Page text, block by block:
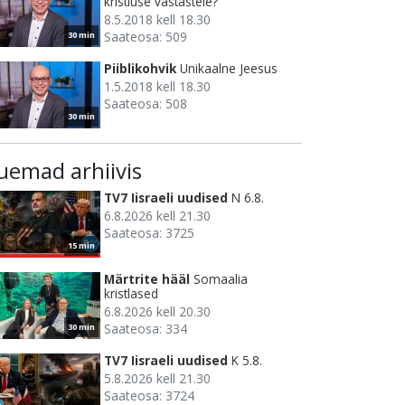
30 min
8.5.2018 kell 18.30
Saateosa: 509
30 min
Piiblikohvik Unikaalne Jeesus
1.5.2018 kell 18.30
Saateosa: 508
arhiivis
15 min
TV7 Iisraeli uudised N 6.8.
6.8.2026 kell 21.30
Saateosa: 3725
30 min
Märtrite hääl Somaalia
kristlased
6.8.2026 kell 20.30
Saateosa: 334
TV7 Iisraeli uudised K 5.8.
5.8.2026 kell 21.30
Saateosa: 3724